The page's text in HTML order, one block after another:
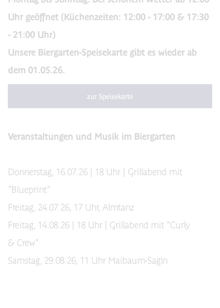
Uhr geöffnet (Küchenzeiten: 12:00 - 17:00 & 17:30
- 21:00 Uhr)
Unsere Biergarten-Speisekarte gibt es wieder ab
dem 01.05.26.
zur Speisekarte
Veranstaltungen und Musik im Biergarten
Donnerstag, 16.07.26 | 18 Uhr | Grillabend mit
"Blueprint"
Freitag, 24.07.26, 17 Uhr, Almtanz
Freitag, 14.08.26 | 18 Uhr | Grillabend mit "Curly
& Crew"
Samstag, 29.08.26, 11 Uhr Maibaum-Sagln